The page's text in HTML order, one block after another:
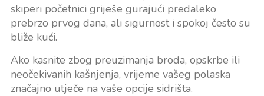
skiperi početnici griješe gurajući predaleko
prebrzo prvog dana, ali sigurnost i spokoj često su
bliže kući.
Ako kasnite zbog preuzimanja broda, opskrbe ili
neočekivanih kašnjenja, vrijeme vašeg polaska
značajno utječe na vaše opcije sidrišta.